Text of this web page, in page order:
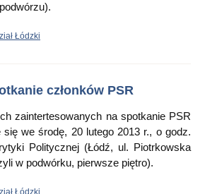
Łódzki
członków PSR
zaintertesowanych na spotkanie PSR
we środę, 20 lutego 2013 r., o godz.
Politycznej (Łódź, ul. Piotrkowska
w podwórku, pierwsze piętro).
Łódzki